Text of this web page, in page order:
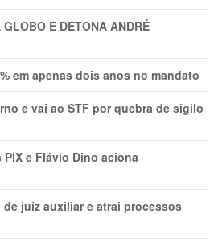
E DETONA ANDRÉ
em apenas dois anos no mandato
e vai ao STF por quebra de sigilo
e Flávio Dino aciona
juiz auxiliar e atrai processos